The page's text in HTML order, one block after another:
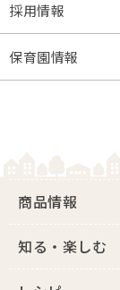
採用情報
保育園情報
商品情報
知る・楽しむ